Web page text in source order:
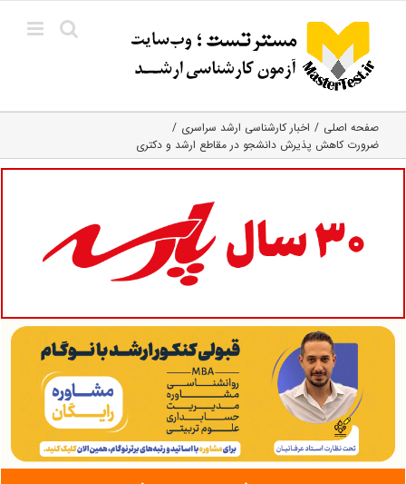
content
صفحه اصلی
اخبار کارشناسی ارشد سراسری
ضرورت کاهش پذیرش دانشجو در مقاطع ارشد و دکتری